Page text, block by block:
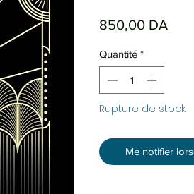
850,00 DA
Quantité *
Rupture de stock
Me notifier